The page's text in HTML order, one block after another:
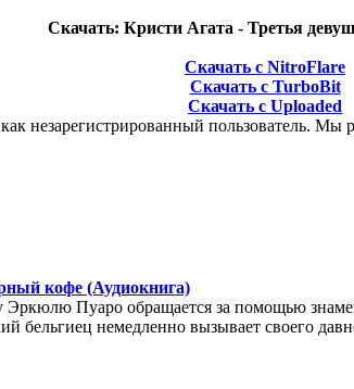
Скачать: Кристи Агата - Третья
Скачать с NitroFlare
Скачать с TurboBit
Скачать с Uploaded
незарегистрированный пользователь. Мы
кофе (Аудиокнига)
Пуаро обращается за помощью
бельгиец немедленно вызывает своего